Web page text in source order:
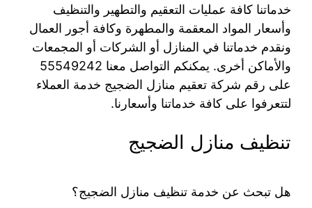
خدماتنا كافة عمليات التعقيم والتطهير والتنظيف
وأسعار المواد المعقمة والمطهرة وكافة أجور العمال
ونقدم خدماتنا في المنازل أو الشركات أو المجمعات
والأماكن أخرى. يمكنكم التواصل معنا 55549242
على رقم شركة تعقيم منازل الضجيج خدمة العملاء
لتتعرفوا على كافة خدماتنا وأسعارنا.
تنظيف منازل الضجيج
هل تبحث عن خدمة تنظيف منازل الضجيج؟